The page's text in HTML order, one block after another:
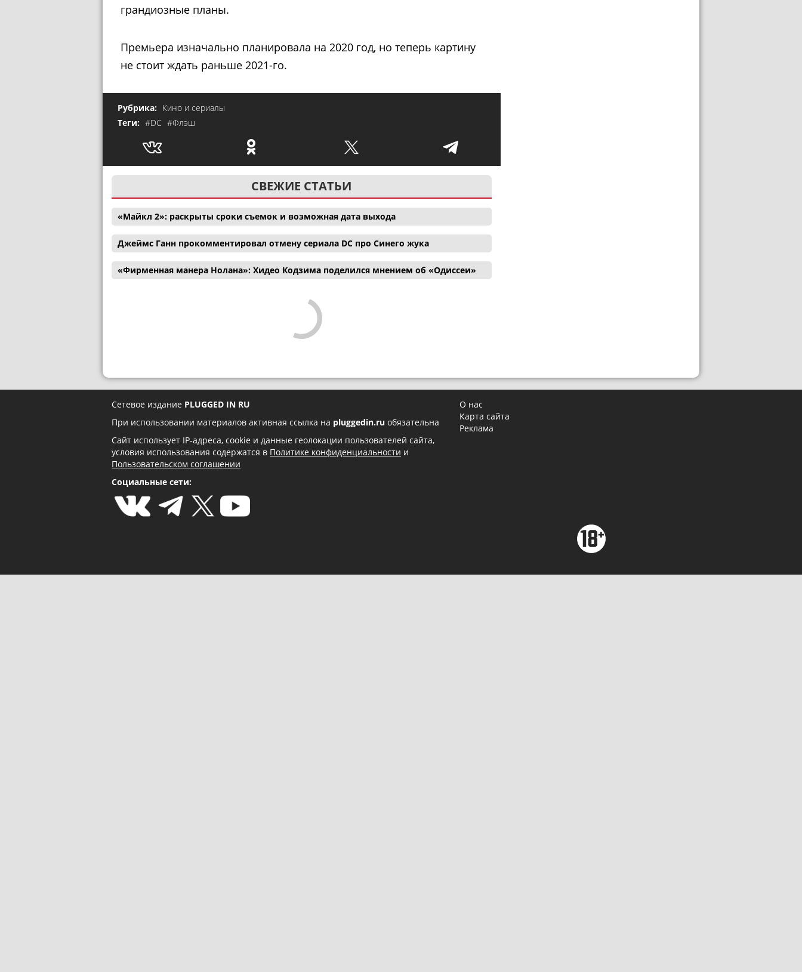
грандиозные планы.
Премьера изначально планировала на 2020 год, но теперь картину
не стоит ждать раньше 2021-го.
Рубрика: Кино и сериалы
Теги: #DC #Флэш
СВЕЖИЕ СТАТЬИ
«Майкл 2»: раскрыты сроки съемок и возможная дата выхода
Джеймс Ганн прокомментировал отмену сериала DC про Синего жука
«Фирменная манера Нолана»: Хидео Кодзима поделился мнением об «Одиссеи»
Сетевое издание PLUGGED IN RU
При использовании материалов активная ссылка на pluggedin.ru обязательна
Сайт использует IP-адреса, cookie и данные геолокации пользователей сайта,
условия использования содержатся в Политике конфиденциальности и
Пользовательском соглашении
Социальные сети:
О нас
Карта сайта
Реклама